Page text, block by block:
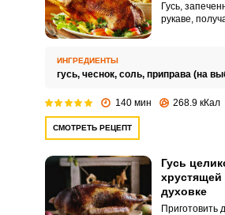
Гусь,
рукаве,
ярким вкусом.
ИНГРЕДИЕНТЫ
гусь, чеснок, соль, приправа (на
140 мин 268.9 кКал
СМОТРЕТЬ РЕЦЕПТ
Гусь
хрустящей
духовке
Приготовить